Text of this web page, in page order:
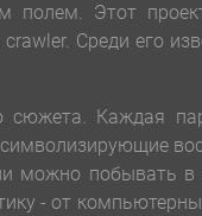
полем. Этот
Среди его
сюжета. Каждая
можно побывать
- от